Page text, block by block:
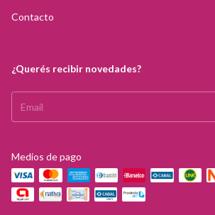
Contacto
¿Querés recibir novedades?
Medios de pago